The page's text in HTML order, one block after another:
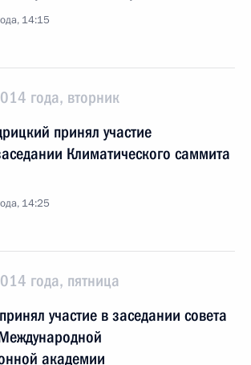
14:15
года, вторник
принял участие
Климатического саммита
14:25
года, пятница
участие в заседании совета
академии